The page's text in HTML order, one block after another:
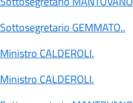
Sottosegretario GEMMATO..
Ministro CALDEROLI.
Ministro CALDEROLI.